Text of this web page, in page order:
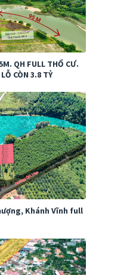
QH FULL THỔ CƯ.
CÒN 3.8 TỶ
Khánh Vĩnh full